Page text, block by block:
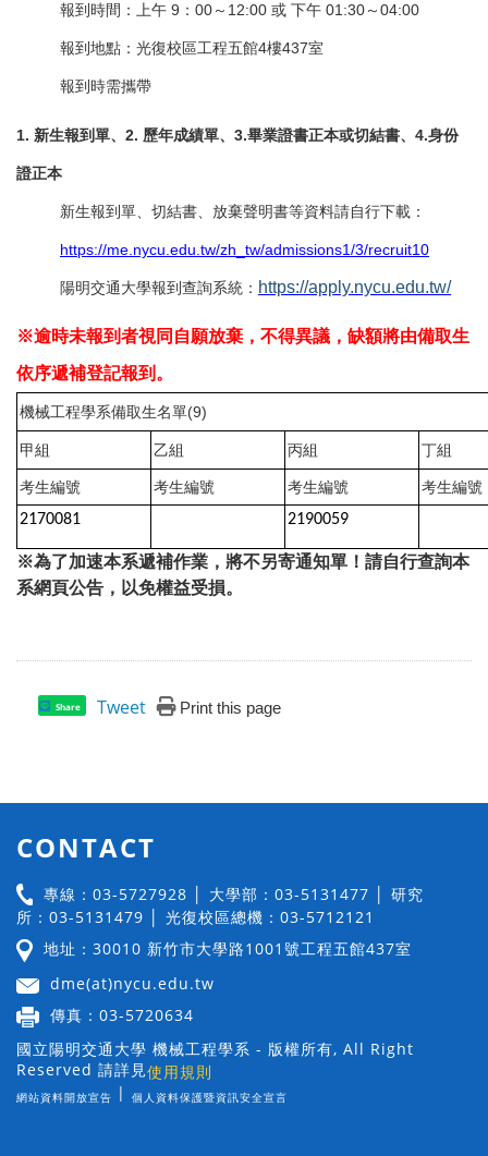
報到時間：上午 9：00～12:00 或 下午 01:30～04:00
報到地點：光復校區工程五館4樓437室
報到時需攜帶
1. 新生報到單、2. 歷年成績單、3.畢業證書正本或切結書、4.身份
證正本
新生報到單、切結書、放棄聲明書等資料請自行下載：
https://me.nycu.edu.tw/zh_tw/admissions1/3/recruit10
陽明交通大學報到查詢系統： https://apply.nycu.edu.tw/
※逾時未報到者視同自願放棄，不得異議，缺額將由備取生
依序遞補登記報到。
機械工程學系備取生名單(9)
甲組 乙組 丙組 丁組
考生編號 考生編號 考生編號
考生編號
2170081
2190059
※為了加速本系遞補作業，將不另寄通知單！請自行查詢本
系網頁公告，以免權益受損。
Share Tweet Print this page
CONTACT
專線：03-5727928 │ 大學部：03-5131477 │ 研究
所：03-5131479 │ 光復校區總機：03-5712121
地址：30010 新竹市大學路1001號工程五館437室
dme(at)nycu.edu.tw
傳真：03-5720634
國立陽明交通大學 機械工程學系 - 版權所有, All Right
Reserved 請詳見使用規則
網站資料開放宣告 | 個人資料保護暨資訊安全宣言